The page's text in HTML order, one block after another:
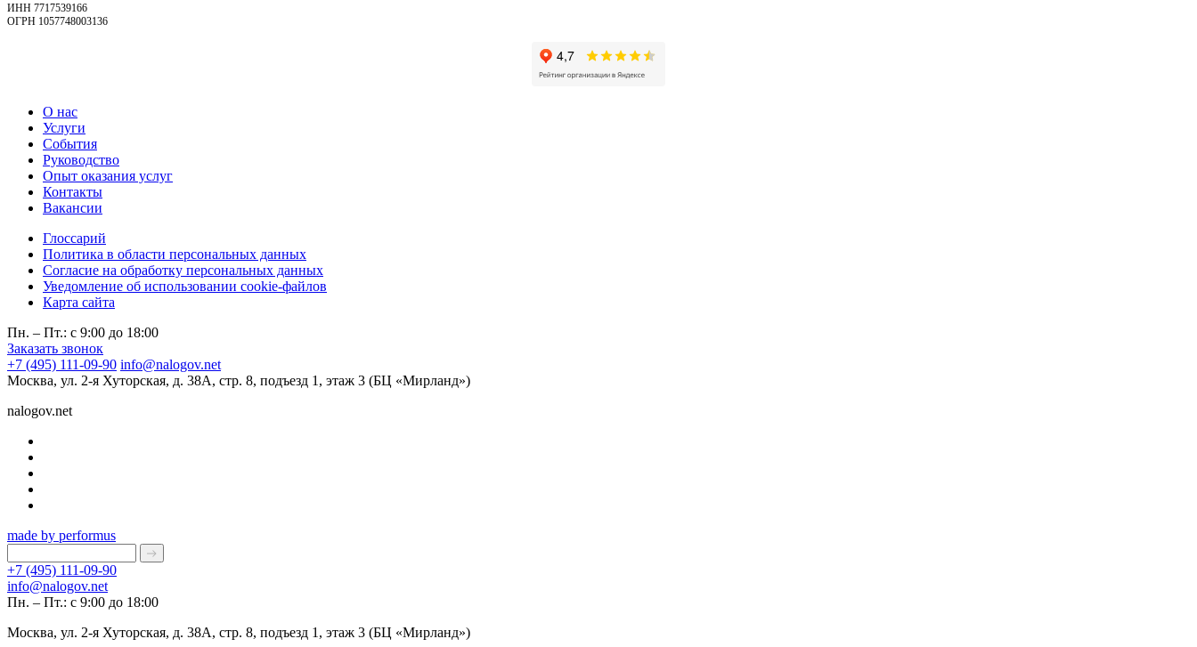
ИНН 7717539166
ОГРН 1057748003136
О нас
Услуги
События
Руководство
Опыт оказания услуг
Контакты
Вакансии
Глоссарий
Политика в области персональных данных
Согласие на обработку персональных данных
Уведомление об использовании cookie-файлов
Карта сайта
Пн. – Пт.: с 9:00 до 18:00
Заказать звонок
+7 (495) 111-09-90 info@nalogov.net
Москва, ул. 2-я Хуторская, д. 38А, стр. 8, подъезд 1, этаж 3 (БЦ «Мирланд»)
nalogov.net
made by performus
+7 (495) 111-09-90
info@nalogov.net
Пн. – Пт.: с 9:00 до 18:00
Москва, ул. 2-я Хуторская, д. 38А, стр. 8, подъезд 1, этаж 3 (БЦ «Мирланд»)